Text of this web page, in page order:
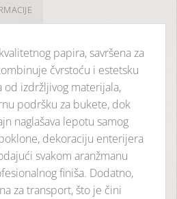
papira, savršena za
čvrstoću i estetsku
od izdržljivog materijala,
podršku za bukete, dok
naglašava lepotu samog
dekoraciju enterijera
svakom aranžmanu
finiša. Dodatno,
za transport, što je čini